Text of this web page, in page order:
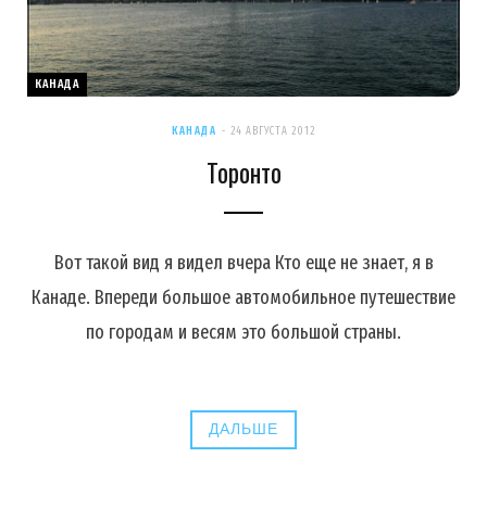
КАНАДА
КАНАДА 24 АВГУСТА 2012
Торонто
Вот такой вид я видел вчера Кто еще не знает, я в
Канаде. Впереди большое автомобильное путешествие
по городам и весям это большой страны.
ДАЛЬШЕ